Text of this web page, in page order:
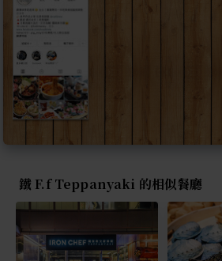
鐵 F.f Teppanyaki 的相似餐廳